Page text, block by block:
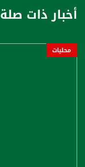
أخبار ذات صلة
محليات